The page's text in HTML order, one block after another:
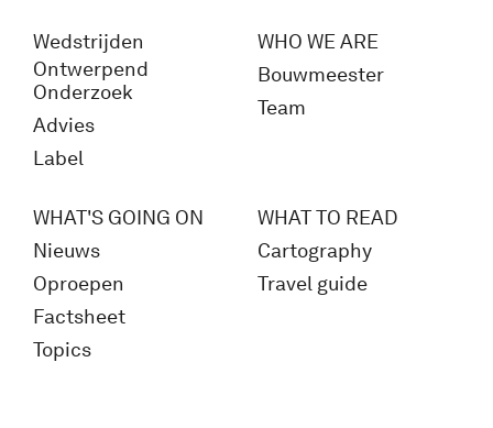
Wedstrijden
Ontwerpend
Onderzoek
Advies
Label
WHO WE ARE
Bouwmeester
Team
WHAT'S GOING ON
Nieuws
Oproepen
Factsheet
Topics
WHAT TO READ
Cartography
Travel guide